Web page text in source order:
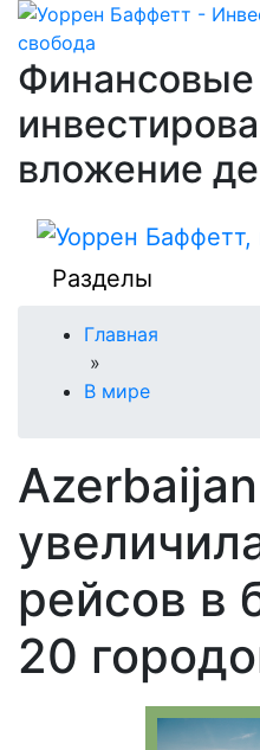
Финансовые
вложение
Разделы
Главная
»
В мире
рейсов в
20